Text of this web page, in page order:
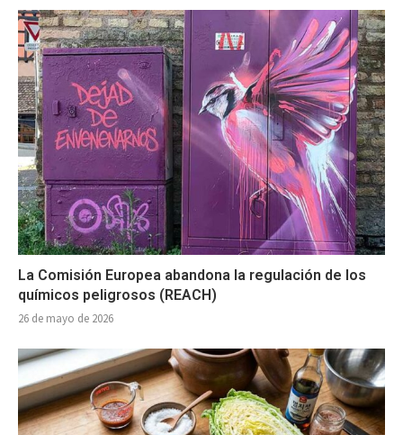
La Comisión Europea abandona la regulación de los
químicos peligrosos (REACH)
26 de mayo de 2026